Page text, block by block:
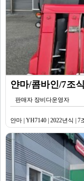
얀마/콤바인/7조
판매자 장비다운영자
얀마 | YH7140 | 2022년식 | 7